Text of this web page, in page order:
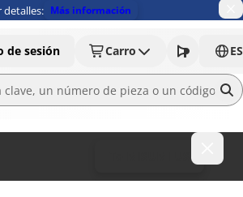
detalles: Más información
de sesión Carro ES